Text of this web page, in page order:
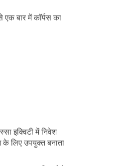
एक बार में कॉर्पस का
इक्विटी में निवेश
के लिए उपयुक्त बनाता